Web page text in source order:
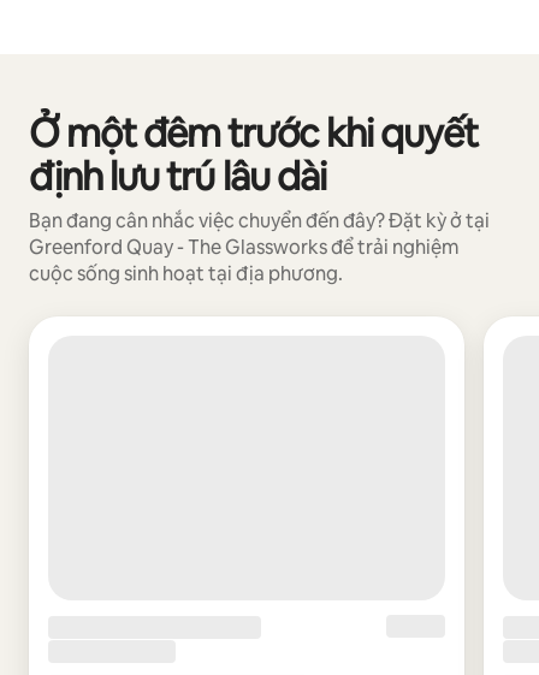
Ở một đêm trước khi quyết
định lưu trú lâu dài
Bạn đang cân nhắc việc chuyển đến đây? Đặt kỳ ở tại
Greenford Quay - The Glassworks để trải nghiệm
cuộc sống sinh hoạt tại địa phương.
Đang hiển thị 0/0 mục